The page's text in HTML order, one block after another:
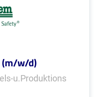
(m/w/d)
u.Produktions